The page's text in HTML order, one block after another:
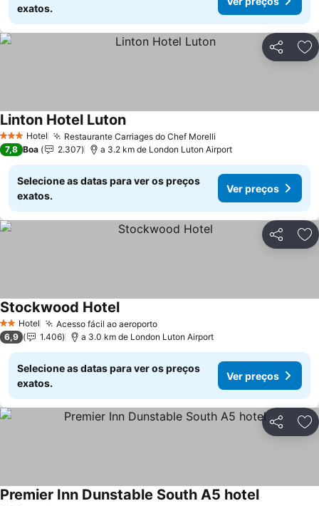
exatos.
Partilhar
3 EstrelasHotel Restaurante Carriages do Chef Morelli
Linton Hotel Luton
7,8 Boa 2.307 a 3.2 km de London Luton Airport
Selecione as datas para ver os preços
exatos.
Ver preços
Partilhar
2 Estrelas
Hotel Acesso fácil ao aeroporto
Stockwood Hotel
6,9 1.406 a 3.0 km de London Luton Airport
Selecione as datas para ver os preços
exatos.
Ver preços
Partilhar
Premier Inn Dunstable South A5 hotel